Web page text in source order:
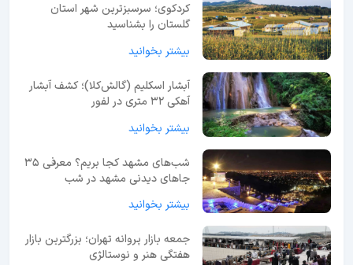
کردکوی؛ سرسبزترین شهر استان
گلستان را بشناسید
بیشتر بخوانید
آبشار اسکلیم (گالش‌کلا)؛ کشف آبشار
آهکی ۳۲ متری در لفور
بیشتر بخوانید
شب‌های مشهد کجا بریم؟ معرفی 35
جاهای دیدنی مشهد در شب
بیشتر بخوانید
جمعه بازار پروانه تهران؛ بزرگترین بازار
هفتگی هنر و نوستالژی